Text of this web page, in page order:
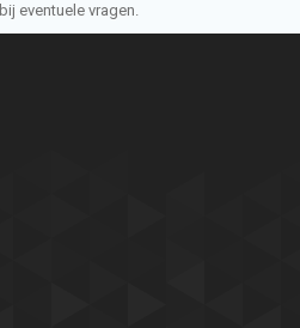
bij eventuele vragen.